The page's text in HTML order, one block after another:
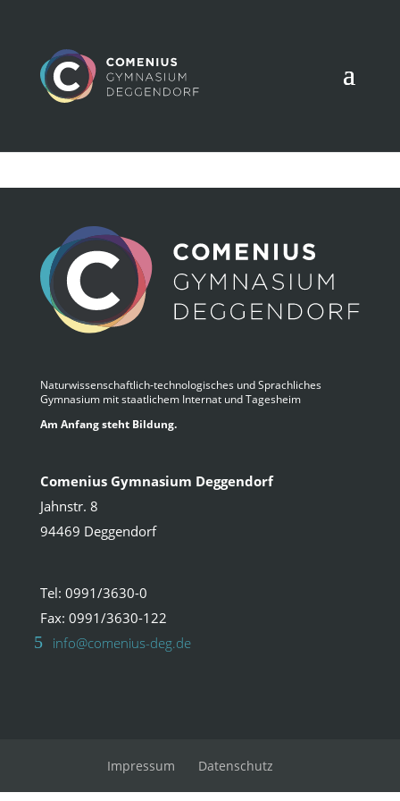
Naturwissenschaftlich-technologisches und Sprachliches
Gymnasium mit staatlichem Internat und Tagesheim
Am Anfang steht Bildung.
Comenius Gymnasium Deggendorf
Jahnstr. 8
94469 Deggendorf
Tel: 0991/3630-0
Fax: 0991/3630-122
info@comenius-deg.de
Impressum Datenschutz